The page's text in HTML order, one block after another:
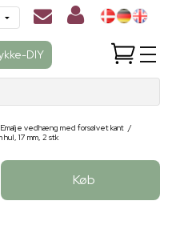
DIY
Emalje vedhæng med forsølvet kant /
17 mm, 2 stk
Køb